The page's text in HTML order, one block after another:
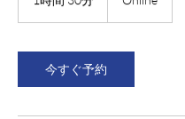
0
分
今すぐ予約